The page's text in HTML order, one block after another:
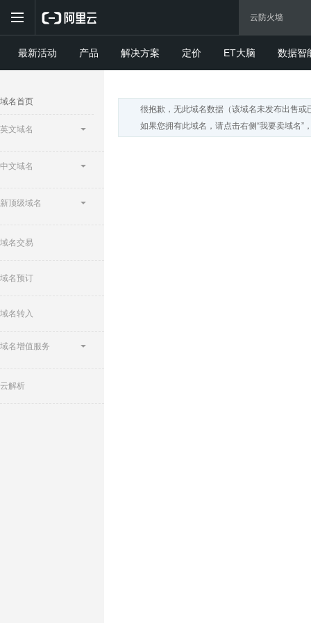
最新活动 产品 解决方案 定价 ET大脑 数据智
域名首页
英文域名
中文域名
新顶级域名
域名交易
域名预订
域名转入
域名增值服务
云解析
很抱歉，无此域名数据（该域名未发布出售或
如果您拥有此域名，请点击右侧“我要卖域名”